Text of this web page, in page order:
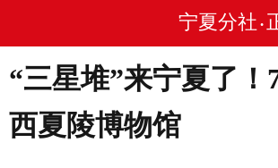
宁夏分社 •
“三星堆”来宁夏了！
西夏陵博物馆